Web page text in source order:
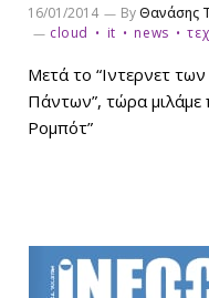
16/01/2014 ByΘανάσης
cloud
it news
Μετά το “Ιντερνετ
Πάντων”, τώρα μιλάμε
Ρομπότ”